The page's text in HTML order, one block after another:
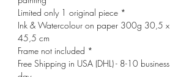
* Limited only 1 original piece
* Ink & Watercolour on paper 300g 30,5 x
45,5 cm
* Frame not included
* Free Shipping in USA (DHL) - 8-10 business